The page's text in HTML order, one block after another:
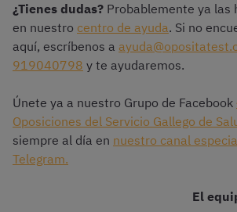
¿Tienes dudas? Probablemente ya las
en nuestro centro de ayuda. Si no
aquí, escríbenos a
919040798 y te ayudaremos.
Únete ya a nuestro Grupo de Facebook
Oposiciones del Servicio Gallego de
siempre al día en nuestro canal
Telegram.
El